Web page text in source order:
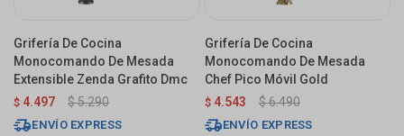
Grifería De Cocina
Monocomando De Mesada
Extensible Zenda Grafito Dmc
$ 4.497 $5.290
ENVÍO EXPRESS
Grifería De Cocina
Monocomando De Mesada
Chef Pico Móvil Gold
$ 4.543 $6.490
ENVÍO EXPRESS